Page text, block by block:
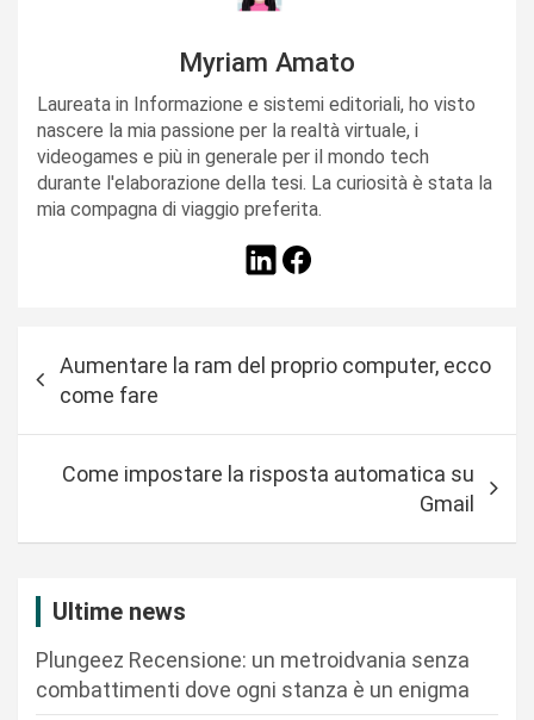
Myriam Amato
Laureata in Informazione e sistemi editoriali, ho visto
nascere la mia passione per la realtà virtuale, i
videogames e più in generale per il mondo tech
durante l'elaborazione della tesi. La curiosità è stata la
mia compagna di viaggio preferita.
a
Aumentare la ram del proprio computer, ecco
come fare
Come impostare la risposta automatica su
Gmail
Ultime news
Plungeez Recensione: un metroidvania senza
combattimenti dove ogni stanza è un enigma